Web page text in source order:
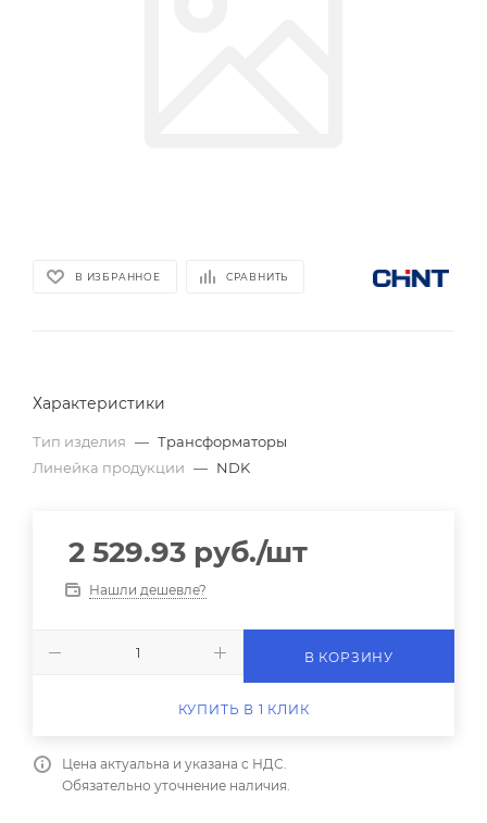
В ИЗБРАННОЕ СРАВНИТЬ
Характеристики
Тип изделия — Трансформаторы
Линейка продукции — NDK
2 529.93 руб./шт
Нашли дешевле?
В КОРЗИНУ
КУПИТЬ В 1 КЛИК
Цена актуальна и указана с НДС.
Обязательно уточнение наличия.